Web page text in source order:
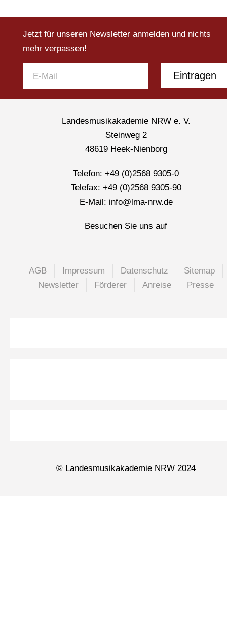
Jetzt für unseren Newsletter anmelden und nichts
mehr verpassen!
Eintragen
Landesmusikakademie NRW e. V.
Steinweg 2
48619 Heek-Nienborg
Telefon: +49 (0)2568 9305-0
Telefax: +49 (0)2568 9305-90
E-Mail: info@lma-nrw.de
Besuchen Sie uns auf
AGB Impressum Datenschutz
Sitemap
Newsletter
Förderer Anreise Presse
© Landesmusikakademie NRW 2024